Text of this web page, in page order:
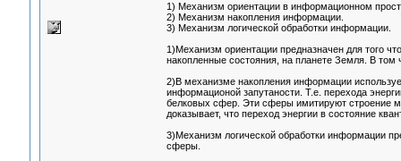
1) Механизм ориентации в информационном
2) Механизм накопления информации.
3) Механизм логической обработки информации.
1)Механизм ориентации предназначен для того
накопленные состояния, на планете Земля. В
2)В механизме накопления информации
информационой запутаности. Т.е. перехода
белковых сфер. Эти сферы имитируют строение
доказывает, что переход энергии в состояние
3)Механизм логической обработки информации
сферы.